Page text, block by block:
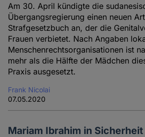
Am 30. April kündigte die
Übergangsregierung einen neuen
Strafgesetzbuch an, der die
Frauen verbietet. Nach Angaben
Menschenrechtsorganisationen ist
mehr als die Hälfte der Mädchen
Praxis ausgesetzt.
Frank Nicolai
07.05.2020
Mariam Ibrahim in Sicherheit